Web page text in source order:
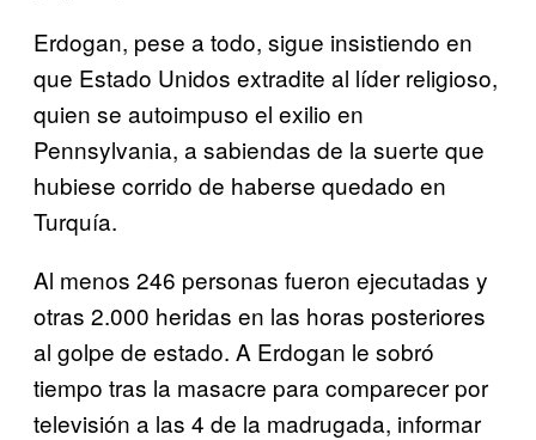
Erdogan, pese a todo, sigue insistiendo en
que Estado Unidos extradite al líder religioso,
quien se autoimpuso el exilio en
Pennsylvania, a sabiendas de la suerte que
hubiese corrido de haberse quedado en
Turquía.
Al menos 246 personas fueron ejecutadas y
otras 2.000 heridas en las horas posteriores
al golpe de estado. A Erdogan le sobró
tiempo tras la masacre para comparecer por
televisión a las 4 de la madrugada, informar